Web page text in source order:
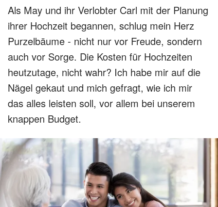
Als May und ihr Verlobter Carl mit der Planung
ihrer Hochzeit begannen, schlug mein Herz
Purzelbäume - nicht nur vor Freude, sondern
auch vor Sorge. Die Kosten für Hochzeiten
heutzutage, nicht wahr? Ich habe mir auf die
Nägel gekaut und mich gefragt, wie ich mir
das alles leisten soll, vor allem bei unserem
knappen Budget.